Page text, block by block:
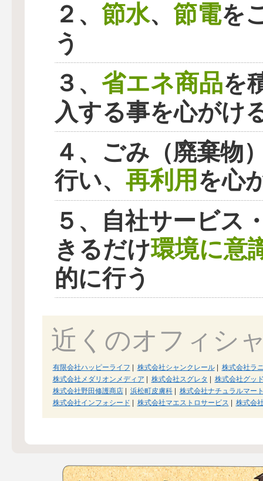
２、 節水、 節電を
う
３、 省エネ商品を
入する事を心がけ
４、ごみ（廃棄物
行い、 再利用を心
５、自社サービス
きるだけ環境に意
的に行う
近くのオフィシ
有限会社ハッピーライフ 株式会社シャンクレール|
株式会社ラ
株式会社メダリオンメディア
株式会社スグレタ
株式会社グッ
株式会社野田修護商店| 浜松町皮膚科|
株式会社ナチュラルマー
株式会社インフォシード
株式会社マエストロサービス 株式会